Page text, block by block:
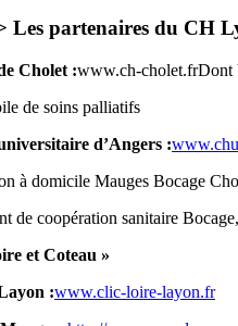
Les partenaires du CH
Cholet :www.ch-cholet.frDont
de soins palliatifs
d’Angers :
à domicile Mauges Bocage
de coopération sanitaire
et Coteau »
:www.clic-loire-layon.fr